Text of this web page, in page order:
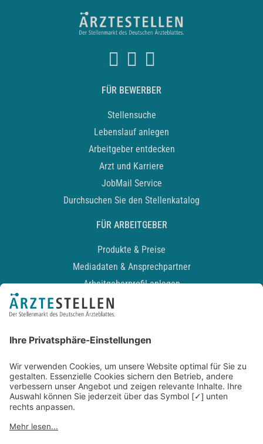
FÜR BEWERBER
Stellensuche
Lebenslauf anlegen
Arbeitgeber entdecken
Arzt und Karriere
JobMail Service
Durchsuchen Sie den Stellenkatalog
FÜR ARBEITGEBER
Produkte & Preise
Mediadaten & Ansprechpartner
Arbeitgeberprofil anlegen
Recruiting-Podcast
Kontakt
Datenschutz
Newsletter